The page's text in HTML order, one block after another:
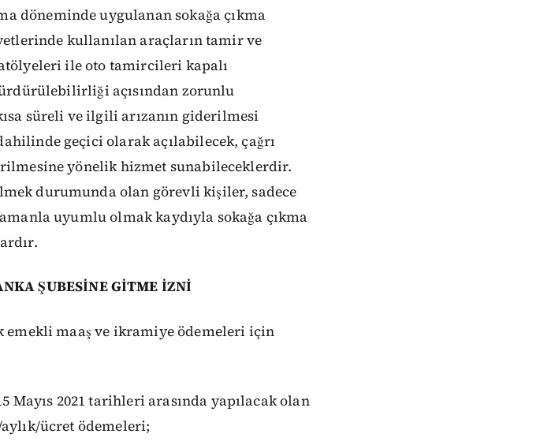
döneminde uygulanan sokağa çıkma
kullanılan araçların tamir ve
ile oto tamircileri kapalı
açısından zorunlu
süreli ve ilgili arızanın giderilmesi
geçici olarak açılabilecek, çağrı
yönelik hizmet sunabileceklerdir.
durumunda olan görevli kişiler, sadece
uyumlu olmak kaydıyla sokağa çıkma
ŞUBESİNE GİTME İZNİ
emekli maaş ve ikramiye ödemeleri için
2021 tarihleri arasında yapılacak olan
ücret ödemeleri;